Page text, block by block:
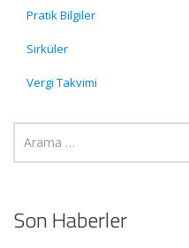
Pratik Bilgiler
Sirküler
Vergi Takvimi
Son Haberler